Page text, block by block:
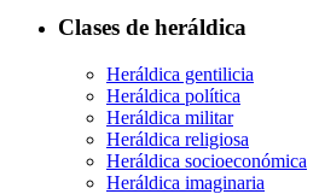
Clases de heráldica
Heráldica gentilicia
Heráldica política
Heráldica militar
Heráldica religiosa
Heráldica socioeconómica
Heráldica imaginaria